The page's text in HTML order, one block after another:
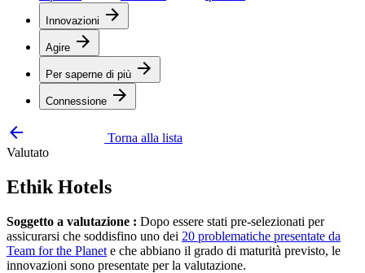
Innovazioni arrow_forward
Agire arrow_forward
Per saperne di più arrow_forward
Connessione arrow_forward
arrow_backward
Torna alla lista
Valutato
Ethik Hotels
Soggetto a valutazione : Dopo essere stati pre-selezionati per
assicurarsi che soddisfino uno dei 20 problematiche presentate da
Team for the Planet e che abbiano il grado di maturità previsto, le
innovazioni sono presentate per la valutazione.